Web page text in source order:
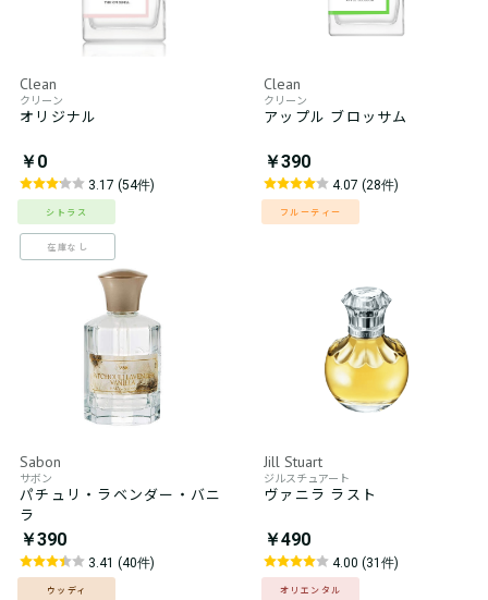
Clean
クリーン
オリジナル
￥0
3.17 (54件)
シトラス
在庫なし
Clean
クリーン
アップル ブロッサム
￥390
4.07 (28件)
フルーティー
Sabon
サボン
パチュリ・ラベンダー・バニ
ラ
￥390
3.41 (40件)
ウッディ
Jill Stuart
ジルスチュアート
ヴァニラ ラスト
￥490
4.00 (31件)
オリエンタル